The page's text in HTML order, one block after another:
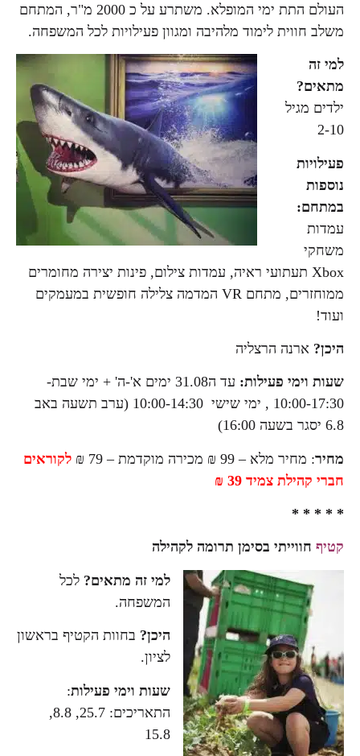
העולם התת ימי המופלא. משתרע על כ 2000 מ"ר, המתחם
משלב חווית לימוד מלהיבה ומגוון פעילויות לכל המשפחה.
למי זה
מתאים?
ילדים מגיל
2-10
פעילויות
נוספות
במתחם:
עמדות
משחקי
Xbox תעתועי ראיה, עמדות צילום, פינות יצירה מחומרים
ממוחזרים, מתחם VR המדמה צלילה חופשית במעמקים
ועוד!
היכן? ארנה הרצליה
שעות וימי פעילות:
עד ה31.08 ימים א'-ה' + ימי שבת-
10:00-17:30 , ימי שישי 10:00-14:30 (ערב תשעה באב
6.8 יסגר בשעה 16:00)
מחיר: מחיר מלא – 99 ₪ מכירה מוקדמת – 79 ₪
לקוראים
חברי קהילת צמיד 39 ₪
* * * * *
קטיף חווייתי בסימן תרומה לקהילה
למי זה מתאים? לכל
המשפחה.
היכן? בחוות הקטיף בראשון
לציון.
שעות וימי פעילות:
התאריכים: 25.7, 8.8,
15.8